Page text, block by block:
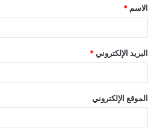
الاسم *
البريد الإلكتروني *
الموقع الإلكتروني